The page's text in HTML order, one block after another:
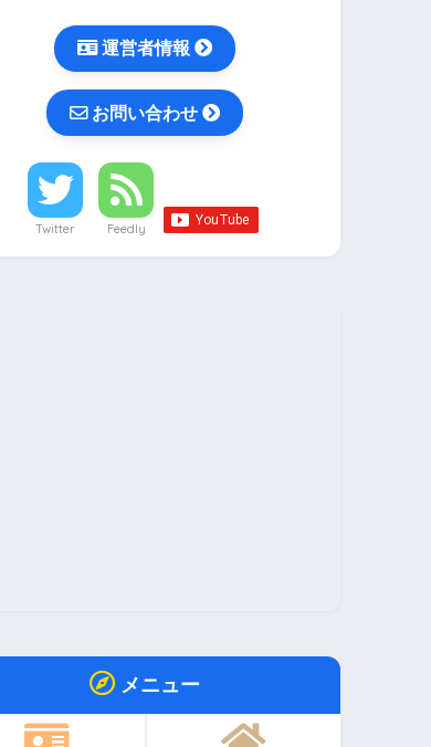
運営者情報
お問い合わせ
Twitter Feedly
メニュー